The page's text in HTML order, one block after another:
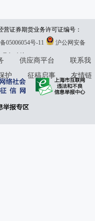
营证券期货业务许可证编号：
:021-61278686 举报邮箱：
05006054号-11
沪公网安备
见与建议:4000300059/952500
供应商平台
联系我
护 征稿启事
友情链